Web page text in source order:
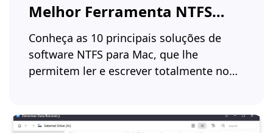
Melhor Ferramenta NTFS
para Mac
Conheça as 10 principais soluções de
software NTFS para Mac, que lhe
permitem ler e escrever totalmente no